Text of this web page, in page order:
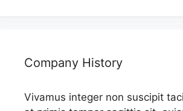
Company History
Vivamus integer non suscipit